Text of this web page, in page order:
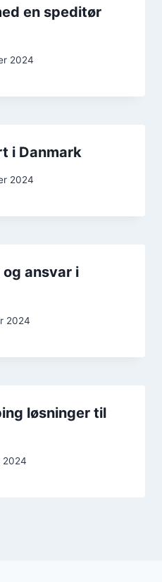
en speditør
2024
i Danmark
2024
ansvar i
2024
løsninger til
2024